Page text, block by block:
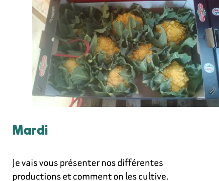
Mardi
Je vais vous présenter nos différentes
productions et comment on les cultive.